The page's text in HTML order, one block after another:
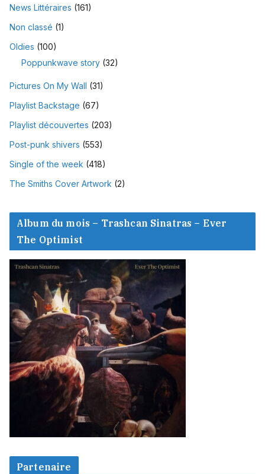
News Littéraires (161)
Non classé (1)
Oldies (100)
Poppunkwave story (32)
Pictures On My Wall (31)
Playlist Backstage (67)
Playlist découvertes (203)
Post-punk shivers (553)
Single of the week (418)
The Smiths Cover Artwork (2)
Album du mois – Trashcan Sinatras – Ever
The Optimist
Partenaire